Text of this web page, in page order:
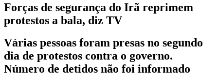
Forças de segurança do Irã reprimem
protestos a bala, diz TV
Várias pessoas foram presas no segundo
dia de protestos contra o governo.
Número de detidos não foi informado